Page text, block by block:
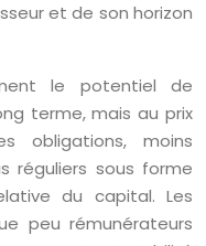
et de son horizon
le potentiel de
terme, mais au prix
obligations, moins
réguliers sous forme
du capital. Les
peu rémunérateurs